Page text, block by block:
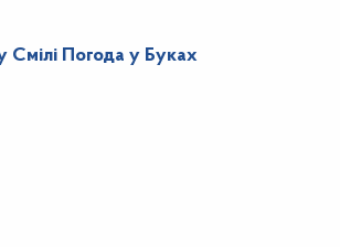
Смілі Погода у Буках